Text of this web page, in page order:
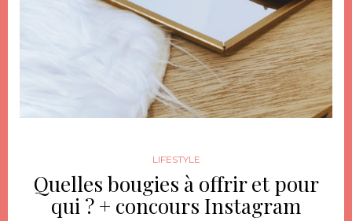
LIFESTYLE
Quelles bougies à offrir et pour
qui ? + concours Instagram